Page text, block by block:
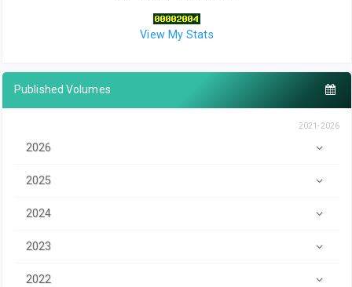
View My Stats
Published Volumes
2021-2026
2026
2025
2024
2023
2022